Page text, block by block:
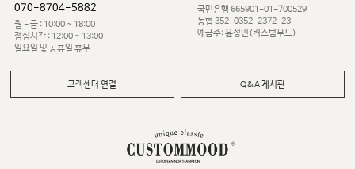
070-8704-5882
월 - 금 : 10:00 ~ 18:00
점심시간 : 12:00 ~ 13:00
일요일 및 공휴일 휴무
국민은행 665901-01-700529
농협 352-0352-2372-23
예금주: 윤성민(커스텀무드)
고객센터 연결 Q&A 게시판